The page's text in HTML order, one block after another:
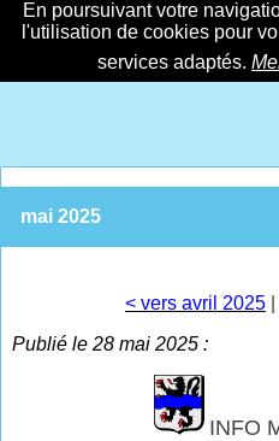
En poursuivant votre
l'utilisation de cookies pour
services adaptés.
mai 2025
< vers avril 2025
Publié le 28 mai 2025 :
INFO